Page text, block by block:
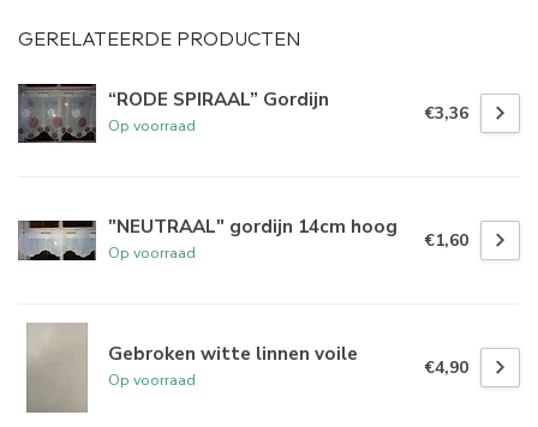
GERELATEERDE PRODUCTEN
“RODE SPIRAAL” Gordijn
Op voorraad
€3,36
"NEUTRAAL" gordijn 14cm hoog
Op voorraad
€1,60
Gebroken witte linnen voile
Op voorraad
€4,90